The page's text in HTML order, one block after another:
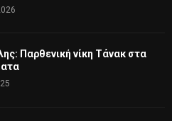
Παρθενική νίκη Τάνακ στα